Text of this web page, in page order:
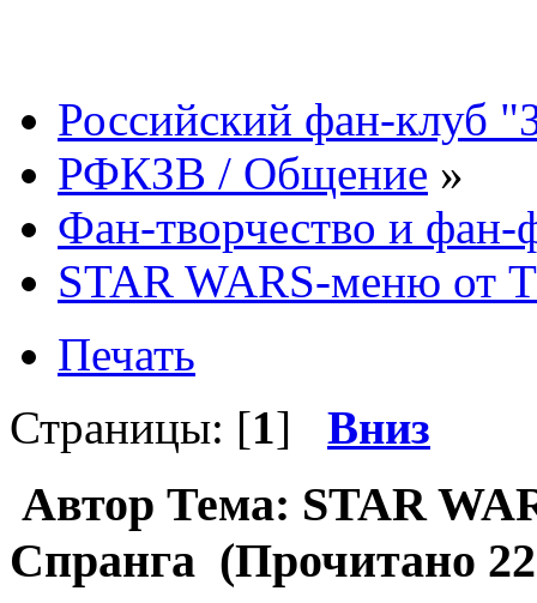
Российский фан-клуб
РФКЗВ / Общение »
Фан-творчество и
STAR WARS-меню от
Печать
Страницы: [1] Вниз
Автор Тема: STAR
Спранга (Прочитано